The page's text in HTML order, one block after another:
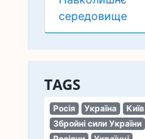
середовище
TAGS
Росія Україна
Київ
Збройні сили України